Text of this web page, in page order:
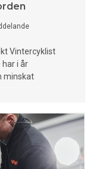
Vintercyklist
i år
minskat